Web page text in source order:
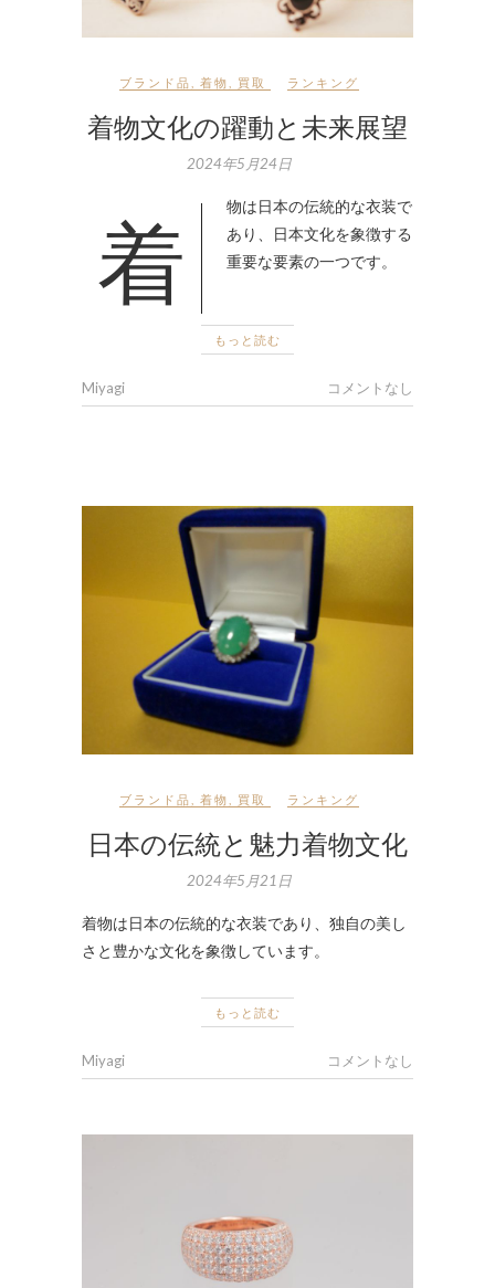
ブランド品 着物 買取 ランキング
着物文化の躍動と未来展望
2024年5月24日
着物は日本の伝統的な衣装で
あり、日本文化を象徴する
重要な要素の一つです。
もっと読む
Miyagi コメントなし
ブランド品 着物 買取 ランキング
日本の伝統と魅力着物文化
2024年5月21日
着物は日本の伝統的な衣装であり、独自の美し
さと豊かな文化を象徴しています。
もっと読む
Miyagi コメントなし